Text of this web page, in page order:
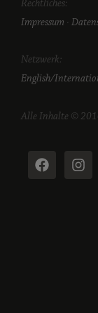
Rechtliches:
Impressum ·
Netzwerk:
English/
Alle Inhalte ©